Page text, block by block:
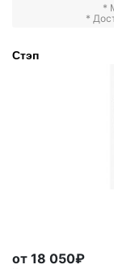
*
*
Стэп
от 18 050₽